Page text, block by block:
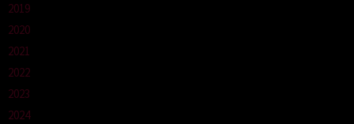
2019
2020
2021
2022
2023
2024